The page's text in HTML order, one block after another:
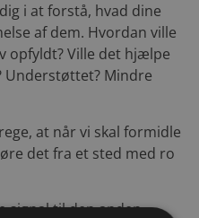
i at forstå, hvad dine
af dem. Hvordan ville
opfyldt? Ville det hjælpe
Understøttet? Mindre
at når vi skal formidle
det fra et sted med ro
signal til den anden